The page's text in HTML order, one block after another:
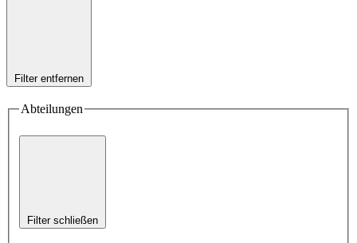
Filter entfernen
Abteilungen
Filter schließen